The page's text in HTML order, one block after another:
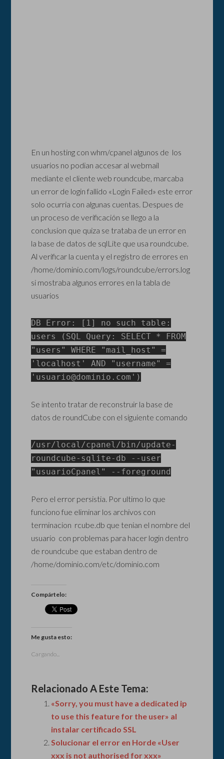
En un hosting con whm/cpanel algunos de los
usuarios no podian accesar al webmail
mediante el cliente web roundcube, marcaba
un error de login fallido «Login Failed» este error
solo ocurria con algunas cuentas. Despues de
un proceso de verificación se llego a la
conclusion que quiza se trataba de un error en
la base de datos de sqlLite que usa roundcube.
Al verificar la cuenta y el registro de errores en
/home/dominio.com/logs/roundcube/errors.log
si mostraba algunos errores en la tabla de
usuarios
DB Error: [1] no such table:
users (SQL Query: SELECT * FROM
"users" WHERE "mail_host" =
'localhost' AND "username" =
'usuario@dominio.com')
Se intento tratar de reconstruir la base de
datos de roundCube con el siguiente comando
/usr/local/cpanel/bin/update-
roundcube-sqlite-db --user
"usuarioCpanel" --foreground
Pero el error persistia. Por ultimo lo que
funciono fue eliminar los archivos con
terminacion rcube.db que tenian el nombre del
usuario con problemas para hacer login dentro
de roundcube que estaban dentro de
/home/dominio.com/etc/dominio.com
Compártelo:
Me gusta esto:
Cargando...
Relacionado A Este Tema:
«Sorry, you must have a dedicated ip
to use this feature for the user» al
instalar certificado SSL
Solucionar el error en Horde «User
xxx is not authorised for xxx»